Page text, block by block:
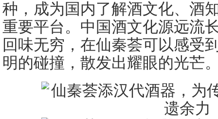
种，成为国内了解酒文化、酒
重要平台。中国酒文化源远流
回味无穷，在仙秦荟可以感受
明的碰撞，散发出耀眼的光芒